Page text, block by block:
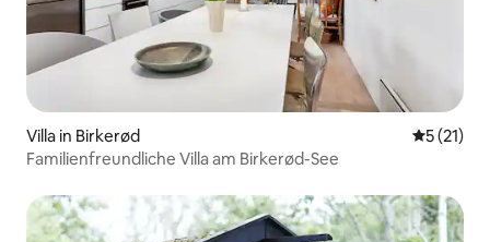
Villa in Birkerød
5 (21)
Familienfreundliche Villa am Birkerød-See